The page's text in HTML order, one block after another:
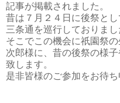
記事が掲載されました。
昔は７月２４日に後祭と
三条通を巡行しておりまし
そこでこの機会に祇園祭
次郎様に、昔の後祭の様
致します。
是非皆様のご参加をお待ち